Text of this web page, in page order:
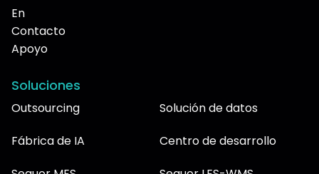
En
Contacto
Apoyo
Soluciones
Outsourcing
Solución de datos
Fábrica de IA
Centro de desarrollo